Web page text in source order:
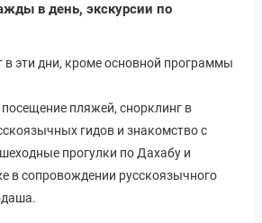
в день, экскурсии по
в эти дни, кроме основной программы
пляжей, снорклинг в
гидов и знакомство с
прогулки по Дахабу и
в сопровождении русскоязычного